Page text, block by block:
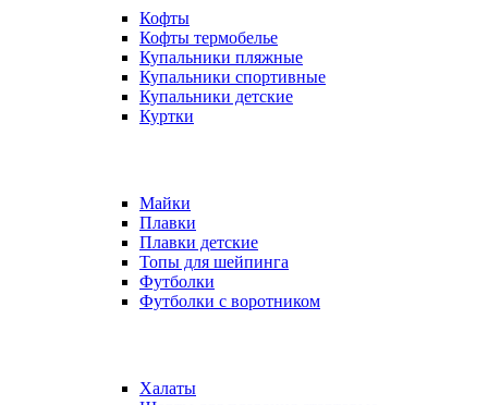
Кофты
Кофты термобелье
Купальники пляжные
Купальники спортивные
Купальники детские
Куртки
Майки
Плавки
Плавки детские
Топы для шейпинга
Футболки
Футболки с воротником
Халаты